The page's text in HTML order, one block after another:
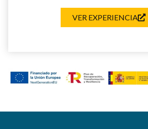
VER EXPERIENCIA